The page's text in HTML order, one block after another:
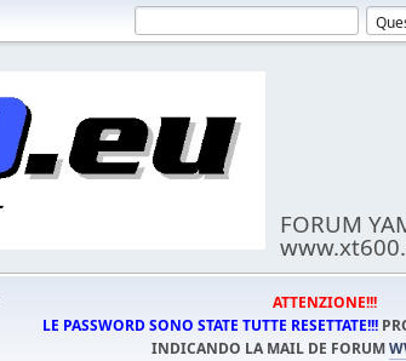
FORUM
ATTENZIONE!!!
LE PASSWORD SONO STATE TUTTE RESETTATE!!!
INDICANDO LA MAIL DE FORUM